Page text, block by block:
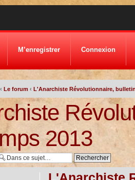
M’enregistrer Connexion
‹ Le forum ‹ L'Anarchiste Révolutionnaire,
2013